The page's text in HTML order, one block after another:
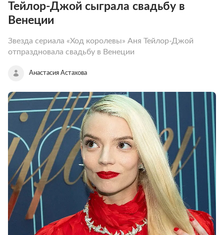
Тейлор-Джой сыграла свадьбу в
Венеции
Звезда сериала «Ход королевы» Аня Тейлор-Джой
отпраздновала свадьбу в Венеции
Анастасия Астахова